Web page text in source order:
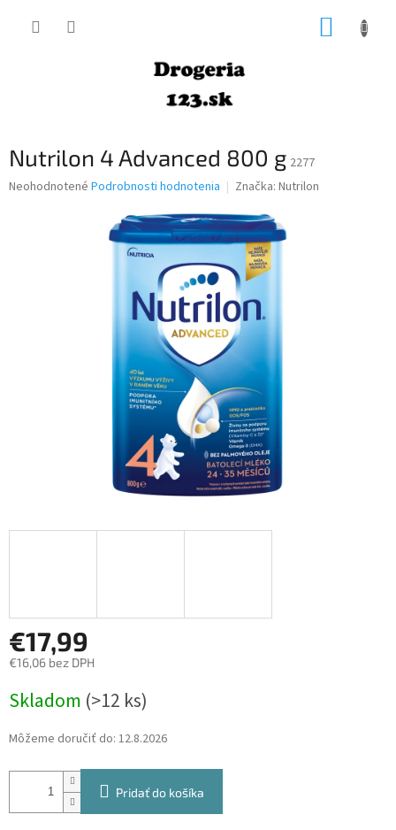
Nutrilon 4 Advanced 800 g 2277
Priemerné
Neohodnotené Podrobnosti hodnotenia Značka: Nutrilon
€17,99
€16,06 bez DPH
cena:
Skladom (>12 ks)
Môžeme doručiť do: 12.8.2026
Pridať do košíka